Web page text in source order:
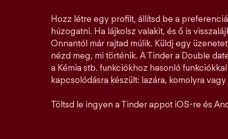
Hozz létre egy profilt, állítsd be a
húzogatni. Ha lájkolsz valakit, és ő is
Onnantól már rajtad múlik. Küldj egy
nézd meg, mi történik. A Tinder a Double
a Kémia stb. funkciókhoz hasonló
kapcsolódásra készült: lazára, komolyra
Töltsd le ingyen a Tinder appot iOS-re és